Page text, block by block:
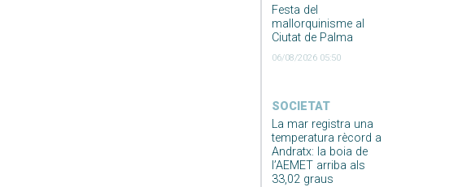
Festa del
mallorquinisme al
Ciutat de Palma
06/08/2026 05:50
SOCIETAT
La mar registra una
temperatura rècord a
Andratx: la boia de
l’AEMET arriba als
33,02 graus